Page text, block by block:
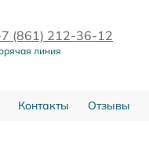
(861) 212-36-12
линия
Контакты Отзывы